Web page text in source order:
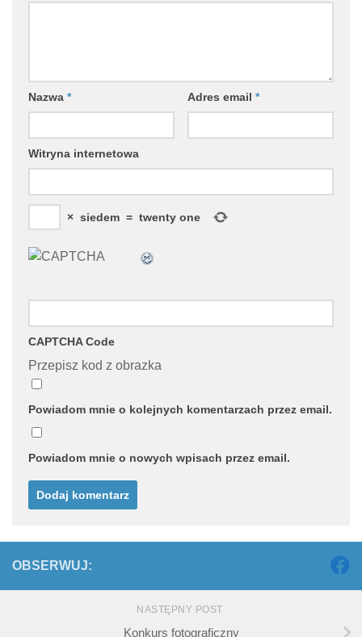
Nazwa * Adres email *
Witryna internetowa
× siedem = twenty one
CAPTCHA Code
Przepisz kod z obrazka
Powiadom mnie o kolejnych komentarzach przez email.
Powiadom mnie o nowych wpisach przez email.
OBSERWUJ:
NASTĘPNY POST
Konkurs fotograficzny